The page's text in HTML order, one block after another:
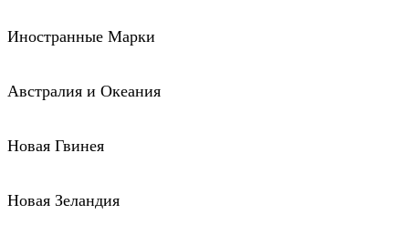
Иностранные Марки
Австралия и Океания
Новая Гвинея
Новая Зеландия